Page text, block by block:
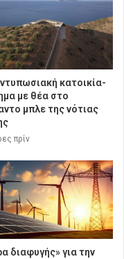
κατοικία-
με θέα στο
μπλε της νότιας
πρίν
διαφυγής» για την